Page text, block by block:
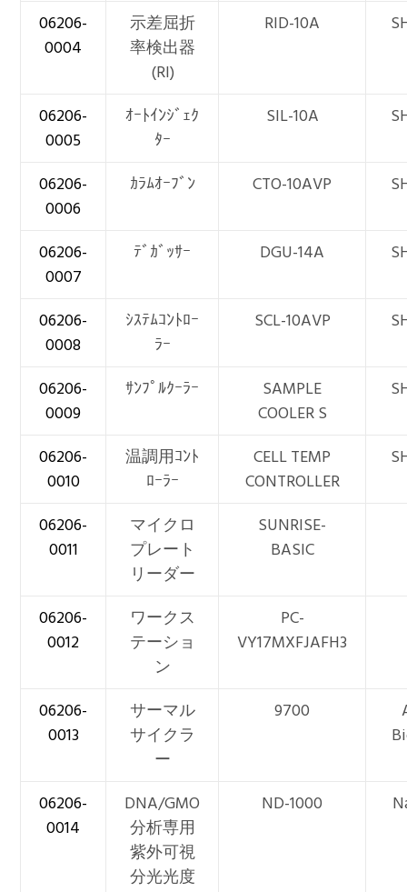
06206-
0004
示差屈折
率検出器
(RI)
RID-10A
06206-
0005
ｵｰﾄｲﾝｼﾞｪｸ
ﾀｰ
SIL-10A
06206-
0006
ｶﾗﾑｵｰﾌﾞﾝ CTO-10AVP
06206-
0007
ﾃﾞｶﾞｯｻｰ DGU-14A
06206-
0008
ｼｽﾃﾑｺﾝﾄﾛｰ
ﾗｰ
SCL-10AVP
06206-
0009
ｻﾝﾌﾟﾙｸｰﾗｰ
SAMPLE
COOLER S
06206-
0010
温調用ｺﾝﾄ
ﾛｰﾗｰ
CELL TEMP
CONTROLLER
06206-
0011
マイクロ
プレート
リーダー
SUNRISE-
BASIC
06206-
0012
ワークス
テーショ
ン
PC-
VY17MXFJAFH3
06206-
0013
サーマル
サイクラ
ー
9700
06206-
0014
DNA/GMO
分析専用
紫外可視
分光光度
ND-1000